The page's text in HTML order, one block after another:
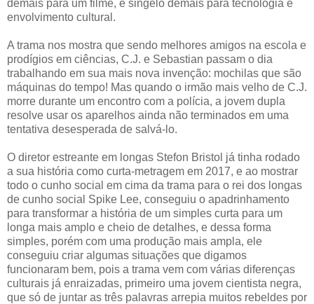
demais para um filme, e singelo demais para tecnologia e
envolvimento cultural.
A trama nos mostra que sendo melhores amigos na escola e
prodígios em ciências, C.J. e Sebastian passam o dia
trabalhando em sua mais nova invenção: mochilas que são
máquinas do tempo! Mas quando o irmão mais velho de C.J.
morre durante um encontro com a polícia, a jovem dupla
resolve usar os aparelhos ainda não terminados em uma
tentativa desesperada de salvá-lo.
O diretor estreante em longas Stefon Bristol já tinha rodado
a sua história como curta-metragem em 2017, e ao mostrar
todo o cunho social em cima da trama para o rei dos longas
de cunho social Spike Lee, conseguiu o apadrinhamento
para transformar a história de um simples curta para um
longa mais amplo e cheio de detalhes, e dessa forma
simples, porém com uma produção mais ampla, ele
conseguiu criar algumas situações que digamos
funcionaram bem, pois a trama vem com várias diferenças
culturais já enraizadas, primeiro uma jovem cientista negra,
que só de juntar as três palavras arrepia muitos rebeldes por